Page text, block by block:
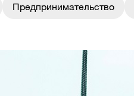
Предпринимательство